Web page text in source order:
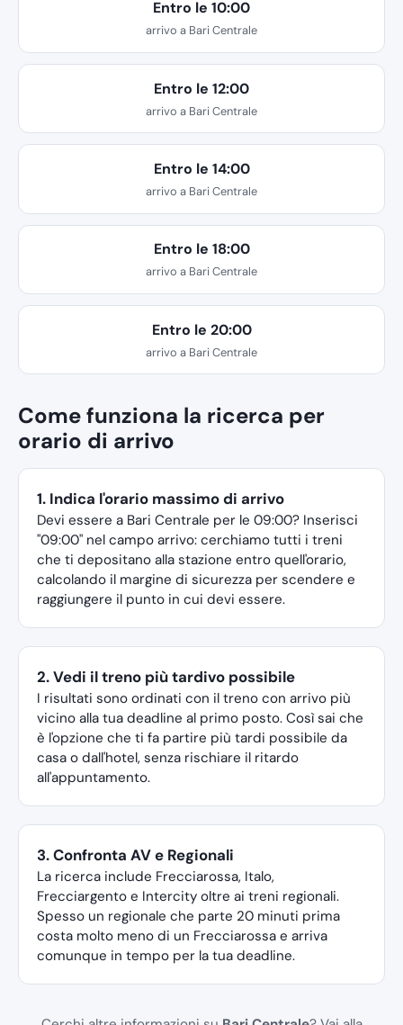
Entro le 10:00
arrivo a Bari Centrale
Entro le 12:00
arrivo a Bari Centrale
Entro le 14:00
arrivo a Bari Centrale
Entro le 18:00
arrivo a Bari Centrale
Entro le 20:00
arrivo a Bari Centrale
Come funziona la ricerca per
orario di arrivo
1. Indica l'orario massimo di arrivo
Devi essere a Bari Centrale per le 09:00? Inserisci
"09:00" nel campo arrivo: cerchiamo tutti i treni
che ti depositano alla stazione entro quell'orario,
calcolando il margine di sicurezza per scendere e
raggiungere il punto in cui devi essere.
2. Vedi il treno più tardivo possibile
I risultati sono ordinati con il treno con arrivo più
vicino alla tua deadline al primo posto. Così sai che
è l'opzione che ti fa partire più tardi possibile da
casa o dall'hotel, senza rischiare il ritardo
all'appuntamento.
3. Confronta AV e Regionali
La ricerca include Frecciarossa, Italo,
Frecciargento e Intercity oltre ai treni regionali.
Spesso un regionale che parte 20 minuti prima
costa molto meno di un Frecciarossa e arriva
comunque in tempo per la tua deadline.